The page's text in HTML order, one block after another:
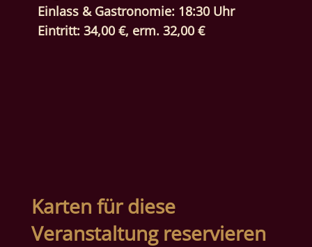
Einlass & Gastronomie: 18:30 Uhr
Eintritt: 34,00 €, erm. 32,00 €
Karten für diese
Veranstaltung reservieren